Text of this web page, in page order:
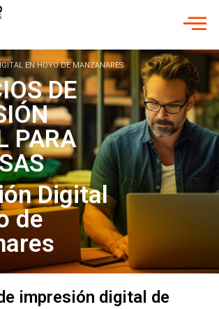
EN HOYO DE MANZANARES
DE
PARA
Digital
de
impresión digital de